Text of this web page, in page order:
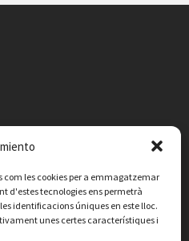
com les cookies per a emmagatzemar
d'estes tecnologies ens permetrà
identificacions úniques en este lloc.
unes certes característiques i